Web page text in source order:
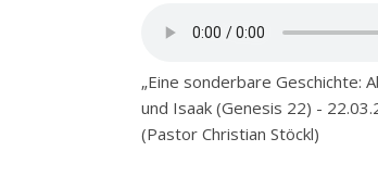
„Eine sonderbare Geschichte:
und Isaak (Genesis 22) -
(Pastor Christian Stöckl)